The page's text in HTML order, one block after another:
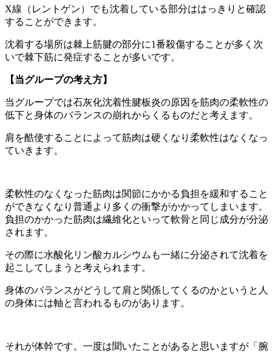
X線（レントゲン）でも沈着している部分ははっきりと確認
することができます。
沈着する場所は棘上筋腱の部分に1番殺傷することが多く次
いで棘下筋に発症することが多いです。
【当グループの考え方】
当グループでは石灰化沈着性腱板炎の原因を筋肉の柔軟性の
低下と身体のバランスの崩れからくるものだと考えます。
肩を酷使することによって筋肉は硬くなり柔軟性はなくなっ
ていきます。
柔軟性のなくなった筋肉は関節にかかる負担を緩和すること
ができなくなり普通より多くの衝撃がかかってしまいます。
負担のかかった筋肉は繊維化といって軟骨と同じ成分が分泌
されます。
その際に水酸化リン酸カルシウムも一緒に分泌されて沈着を
起こしてしまうと考えられます。
身体のバランスがどうして肩と関係してくるのかというと人
の身体には軸と言われるものがあります。
それが体幹です。一度は聞いたことがあると思いますが「腕